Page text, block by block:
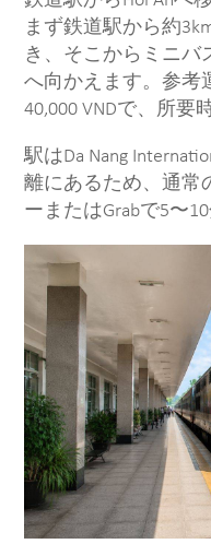
まず鉄道駅から約
き、そこからミニバ
へ向かえます。参考
40,000 VNDで、所要
駅はDa Nang
離にあるため、通常
ーまたはGrabで5〜